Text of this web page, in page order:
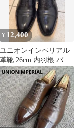
¥ 12,400
ユニオンインペリアル
革靴 26cm 内羽根 パン
チドキャップトゥ